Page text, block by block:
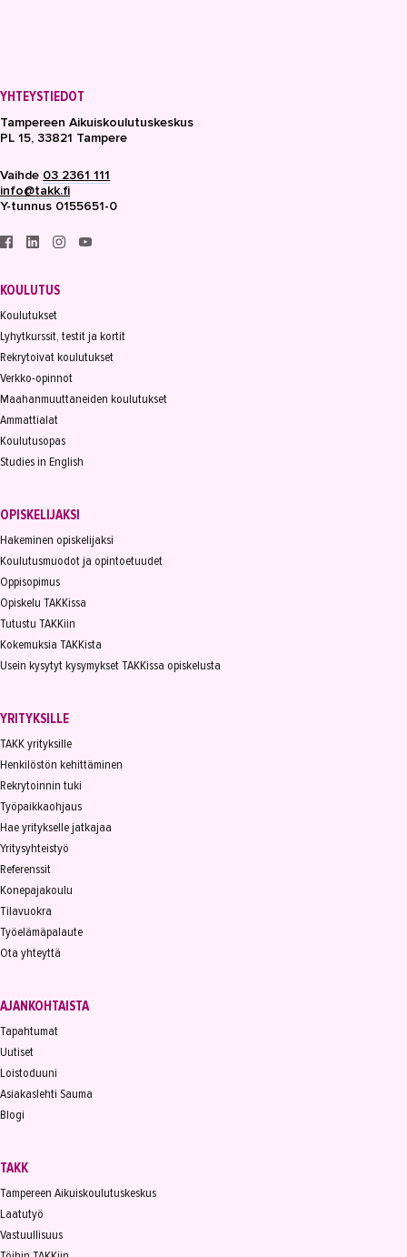
YHTEYSTIEDOT
Tampereen Aikuiskoulutuskeskus
PL 15, 33821 Tampere
Vaihde 03 2361 111
info@takk.fi
Y-tunnus 0155651-0
KOULUTUS
Koulutukset
Lyhytkurssit, testit ja kortit
Rekrytoivat koulutukset
Verkko-opinnot
Maahanmuuttaneiden koulutukset
Ammattialat
Koulutusopas
Studies in English
OPISKELIJAKSI
Hakeminen opiskelijaksi
Koulutusmuodot ja opintoetuudet
Oppisopimus
Opiskelu TAKKissa
Tutustu TAKKiin
Kokemuksia TAKKista
Usein kysytyt kysymykset TAKKissa opiskelusta
YRITYKSILLE
TAKK yrityksille
Henkilöstön kehittäminen
Rekrytoinnin tuki
Työpaikkaohjaus
Hae yritykselle jatkajaa
Yritysyhteistyö
Referenssit
Konepajakoulu
Tilavuokra
Työelämäpalaute
Ota yhteyttä
AJANKOHTAISTA
Tapahtumat
Uutiset
Loistoduuni
Asiakaslehti Sauma
Blogi
TAKK
Tampereen Aikuiskoulutuskeskus
Laatutyö
Vastuullisuus